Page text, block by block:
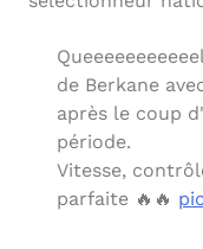
de Berkane
après le coup
période.
Vitesse,
parfaite 🔥🔥